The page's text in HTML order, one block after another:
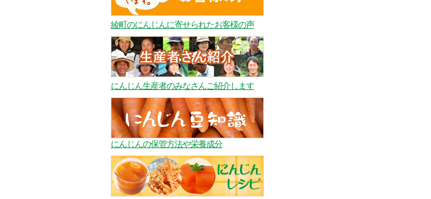
綾町のにんじんに寄せられたお客様の声
にんじん生産者のみなさんご紹介します
にんじんの保管方法や栄養成分